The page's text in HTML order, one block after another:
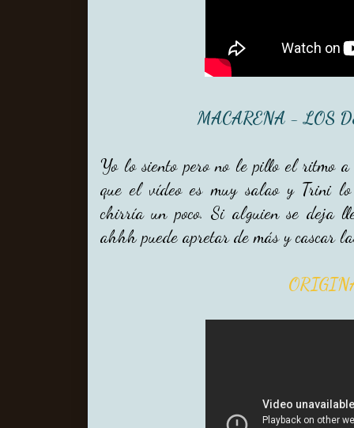
MACARENA - LOS
Yo lo siento pero no le pillo el ritmo
que el vídeo es muy salao y Trini
chirría un poco. Si alguien se deja
ahhh puede apretar de más y cascar